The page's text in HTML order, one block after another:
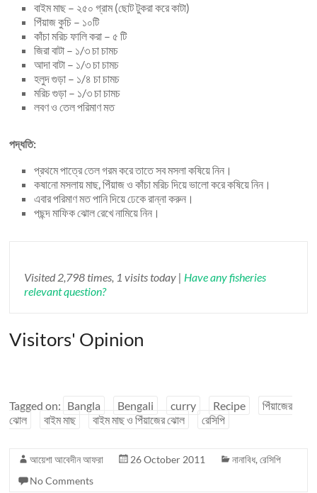
বাইম মাছ – ২৫০ গ্রাম (ছোট টুকরা করে কাটা)
পিঁয়াজ কুচি – ১০টি
কাঁচা মরিচ ফালি করা – ৫ টি
জিরা বাটা – ১/৩ চা চামচ
আদা বাটা – ১/৩ চা চামচ
হলুদ গুড়া – ১/৪ চা চামচ
মরিচ গুড়া – ১/৩ চা চামচ
লবণ ও তেল পরিমাণ মত
পদ্ধতি:
প্রথমে পাত্রে তেল গরম করে তাতে সব মসলা কষিয়ে নিন।
কষানো মসলায় মাছ, পিঁয়াজ ও কাঁচা মরিচ দিয়ে ভালো করে কষিয়ে নিন।
এবার পরিমাণ মত পানি দিয়ে ঢেকে রান্না করুন।
পছন্দ মাফিক ঝোল রেখে নামিয়ে নিন।
Visited 2,798 times, 1 visits today | Have any fisheries
relevant question?
Visitors' Opinion
Tagged on: Bangla Bengali curry Recipe
পিঁয়াজের
ঝোল
বাইম মাছ বাইম মাছ ও পিঁয়াজের ঝোল রেসিপি
আয়েশা আবেদীন আফরা 26 October 2011 নানাবিধ,রেসিপি
No Comments